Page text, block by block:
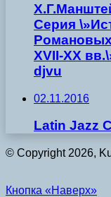
Серия
XVII-XX
djvu
02.11.2016
Latin Jazz
© Copyright 2026,
Кнопка «Наверх»